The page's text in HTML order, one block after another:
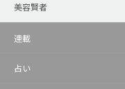
美容賢者
連載
占い